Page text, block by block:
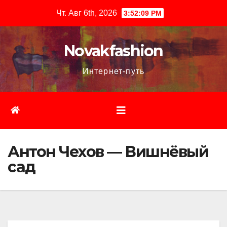
содержимому
Чт. Авг 6th, 2026 3:52:10 PM
Novakfashion
Интернет-путь
Антон Чехов — Вишнёвый
сад